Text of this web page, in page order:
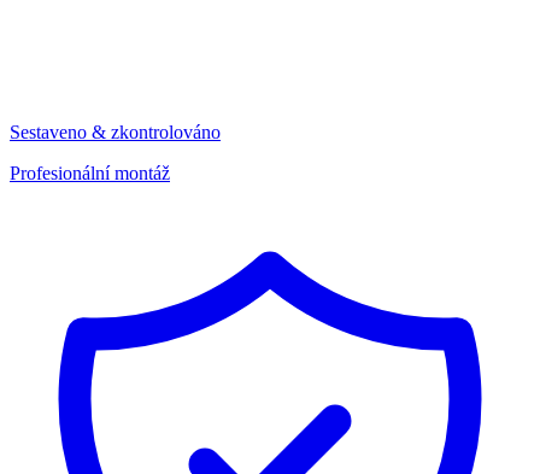
Sestaveno & zkontrolováno
Profesionální montáž